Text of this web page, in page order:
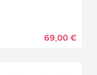
69,00 €